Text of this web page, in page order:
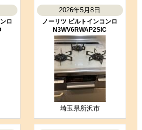
まし
受注満足度 ★★★★☆
様の声をもっと見る
ロ
2026年5月8日
ノーリツ ビルトインコンロ
N3WV6RWAP2SIC
埼玉県所沢市